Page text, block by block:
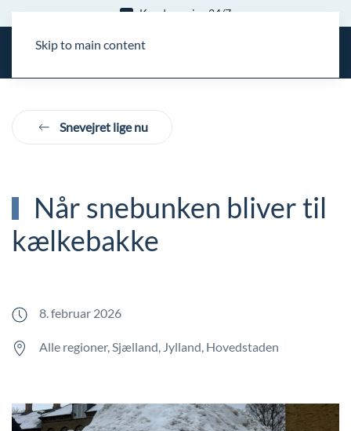
Skip to main content
Kundeservice 24/7
Snevejret lige nu
Når snebunken bliver til
kælkebakke
8. februar 2026
Alle regioner, Sjælland, Jylland, Hovedstaden